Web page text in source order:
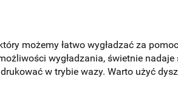
możemy łatwo wygładzać za
wygładzania, świetnie
w trybie wazy. Warto użyć